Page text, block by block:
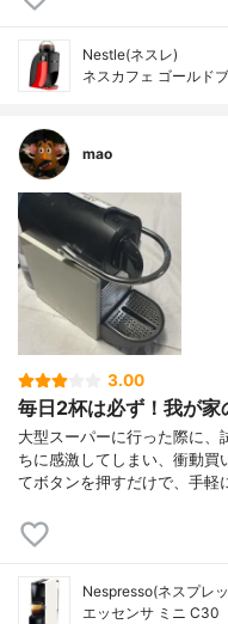
Nestle(ネスレ)
ネスカフェ ゴールド
mao
3.00
毎日2杯は必ず！我が家
大型スーパーに行った際に、
ちに感激してしまい、衝動買
てボタンを押すだけで、手軽
Nespresso(ネスプレ
エッセンサ ミニ C30